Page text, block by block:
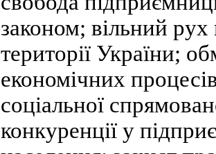
законом; вільний рух
території України;
економічних
соціальної
конкуренції у